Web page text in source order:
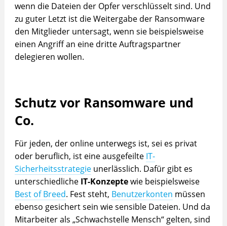
wenn die Dateien der Opfer verschlüsselt sind. Und
zu guter Letzt ist die Weitergabe der Ransomware
den Mitglieder untersagt, wenn sie beispielsweise
einen Angriff an eine dritte Auftragspartner
delegieren wollen.
Schutz vor Ransomware und
Co.
Für jeden, der online unterwegs ist, sei es privat
oder beruflich, ist eine ausgefeilte IT-
Sicherheitsstrategieunerlässlich. Dafür gibt es
unterschiedliche IT-Konzeptewie beispielsweise
Best of Breed. Fest steht, Benutzerkonten müssen
ebenso gesichert sein wie sensible Dateien. Und da
Mitarbeiter als „Schwachstelle Mensch“ gelten, sind